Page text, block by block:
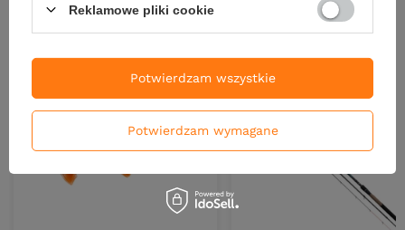
Nowości
Reklamowe pliki cookie
Potwierdzam wymagane
Potwierdzam wszystkie